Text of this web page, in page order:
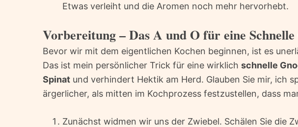
Etwas verleiht und die Aromen noch mehr hervorhebt.
Vorbereitung – Das A und O für eine
Bevor wir mit dem eigentlichen Kochen beginnen, ist es
Das ist mein persönlicher Trick für eine wirklich schnelle
Spinat und verhindert Hektik am Herd. Glauben Sie mir, ich
ärgerlicher, als mitten im Kochprozess festzustellen, dass
Zunächst widmen wir uns der Zwiebel. Schälen Sie die